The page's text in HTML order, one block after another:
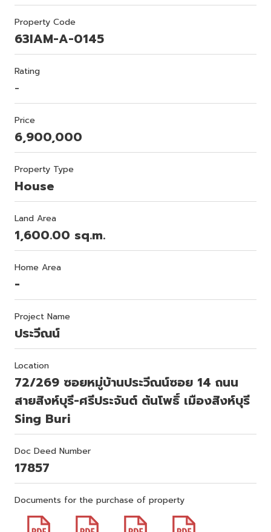
Property Code
63IAM-A-0145
Rating
-
Price
6,900,000
Property Type
House
Land Area
1,600.00 sq.m.
Home Area
-
Project Name
ประวีณน์
Location
72/269 ซอยหมู่บ้านประวีณน์ซอย 14 ถนน
สายสิงห์บุรี-ศรีประจันต์ ต้นโพธิ์ เมืองสิงห์บุรี
Sing Buri
Doc Deed Number
17857
Documents for the purchase of property